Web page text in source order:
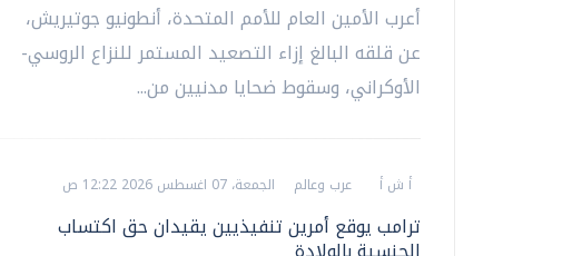
أعرب الأمين العام للأمم المتحدة، أنطونيو جوتيريش،
عن قلقه البالغ إزاء التصعيد المستمر للنزاع الروسي-
الأوكراني، وسقوط ضحايا مدنيين من...
أ ش أ عرب وعالم الجمعة، 07 اغسطس 2026 12:22 ص
ترامب يوقع أمرين تنفيذيين يقيدان حق اكتساب